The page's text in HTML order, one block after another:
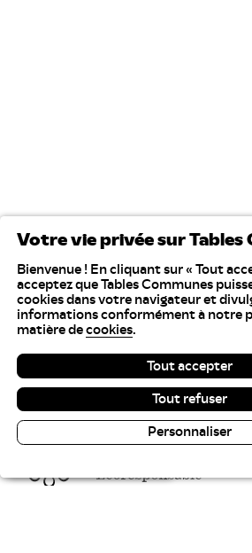
Votre vie privée sur Tables
Bienvenue ! En cliquant sur « Tout
acceptez que Tables Communes
cookies dans votre navigateur et
informations conformément à notre
matière de cookies.
Tout accepter
Tout refuser
Personnaliser